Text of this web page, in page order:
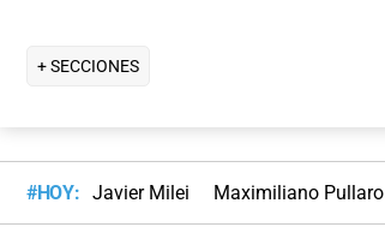
+ SECCIONES
#HOY: Javier Milei Maximiliano Pullaro